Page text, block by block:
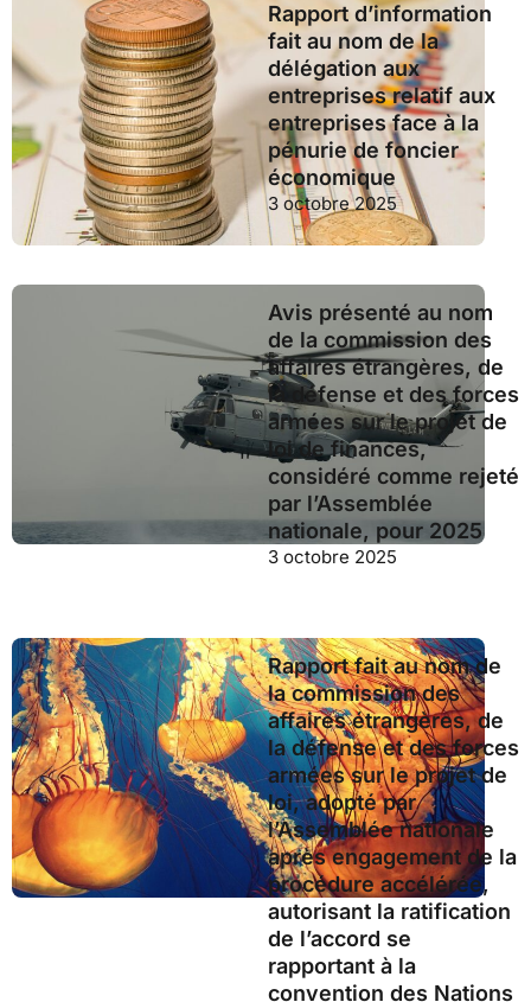
Rapport d’information
fait au nom de la
délégation aux
entreprises relatif aux
entreprises face à la
pénurie de foncier
économique
3 octobre 2025
Avis présenté au nom
de la commission des
affaires étrangères, de
la défense et des forces
armées sur le projet de
loi de finances,
considéré comme rejeté
par l’Assemblée
nationale, pour 2025
3 octobre 2025
Rapport fait au nom de
la commission des
affaires étrangères, de
la défense et des forces
armées sur le projet de
loi, adopté par
l’Assemblée nationale
après engagement de la
procédure accélérée,
autorisant la ratification
de l’accord se
rapportant à la
convention des Nations